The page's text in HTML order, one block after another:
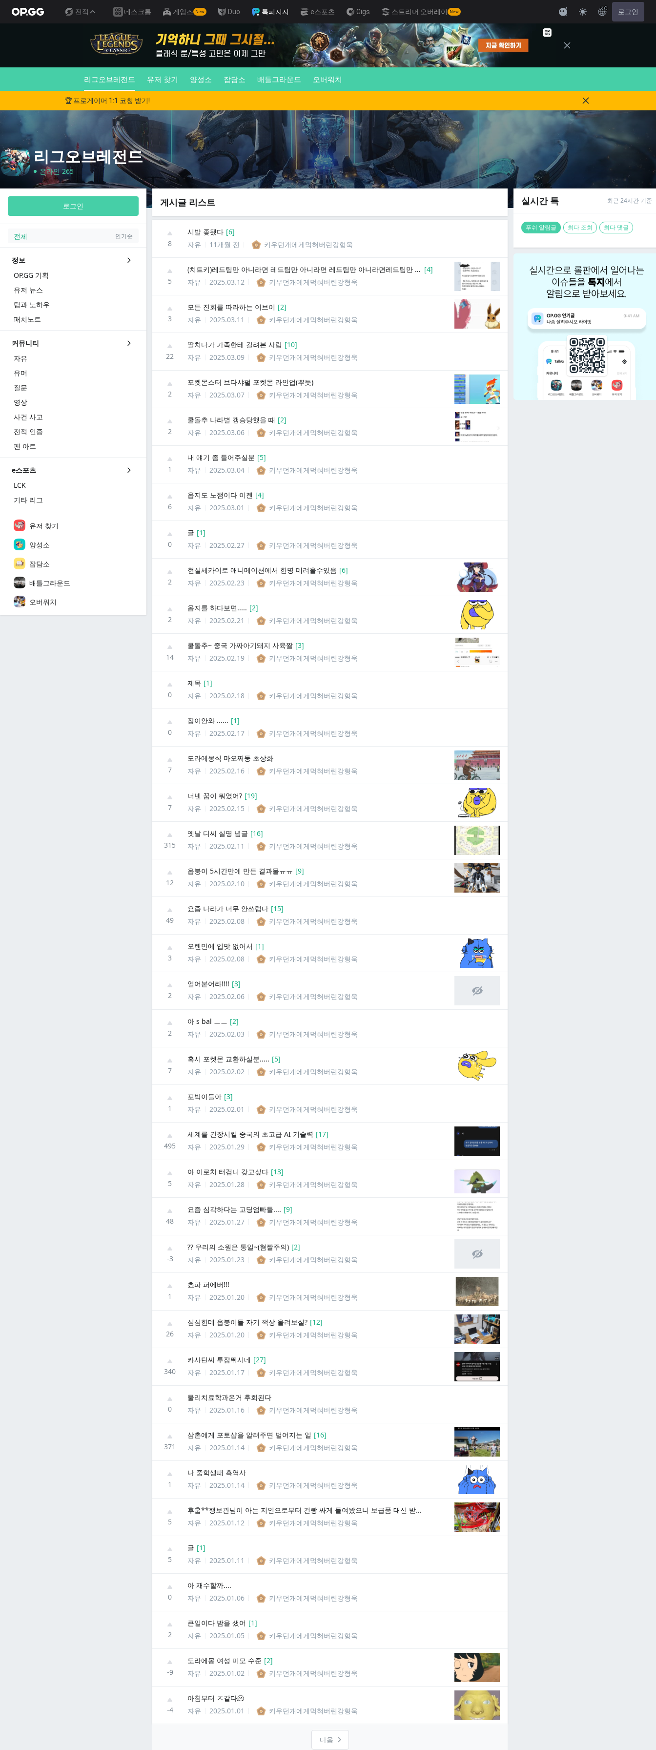
전적 데스크톱 게임즈 New Duo 톡피지지 e스포츠 Gigs 스트리머 오버레이 New
KO 로그인
리그오브레전드 유저 찾기 양성소 잡담소 배틀그라운드 오버워치
🏆 프로게이머 1:1 코칭 받기!
리그오브레전드
온라인 265
로그인
전체 인기순
정보
OP.GG 기획
유저 뉴스
팁과 노하우
패치노트
커뮤니티
자유
유머
질문
영상
사건 사고
전적 인증
팬 아트
e스포츠
LCK
기타 리그
유저 찾기
양성소
잡담소
배틀그라운드
오버워치
게시글 리스트
8
시발 좇됐다 [6]
자유
11개월 전 키우던개에게먹혀버린강형욱
5
(치트키)레드팀만 아니라면 레드팀만 아니라면 레드팀만 아니라면레드팀만 아니라면 레드팀만 아니라면 레드팀만 아니라면레드팀만 아니라면 레드팀만 아니라면 레드팀만 아니라면레드팀만 아니라면 레드팀만 아니라면 레드팀만 아니라면레드팀만 아니라면 레드팀만 아니라면 레드팀만 아니라면레드팀만 아니라면 레드팀만 아니라면 레드팀만 아니라면 [4]
자유
2025.03.12 키우던개에게먹혀버린강형욱
3
모든 진회를 따라하는 이브이 [2]
자유
2025.03.11 키우던개에게먹혀버린강형욱
22
딸치다가 가족한테 걸려본 사람 [10]
자유
2025.03.09 키우던개에게먹혀버린강형욱
2
포켓몬스터 브다샤펄 포켓몬 라인업(뿌듯)
자유
2025.03.07 키우던개에게먹혀버린강형욱
2
쿨돌추 나라별 갱승당했을 때 [2]
자유
2025.03.06 키우던개에게먹혀버린강형욱
1
내 얘기 좀 들어주실분 [5]
자유
2025.03.04 키우던개에게먹혀버린강형욱
6
옵지도 노잼이다 이젠 [4]
자유
2025.03.01 키우던개에게먹혀버린강형욱
0
글 [1]
자유
2025.02.27 키우던개에게먹혀버린강형욱
2
현실세카이로 애니메이션에서 한명 데려올수있음 [6]
자유
2025.02.23 키우던개에게먹혀버린강형욱
2
옵지를 하다보면..... [2]
자유
2025.02.21 키우던개에게먹혀버린강형욱
14
쿨돌추~ 중국 가짜아기돼지 사육짤 [3]
자유
2025.02.19 키우던개에게먹혀버린강형욱
0
제목 [1]
자유
2025.02.18 키우던개에게먹혀버린강형욱
0
잠이안와 ...... [1]
자유
2025.02.17 키우던개에게먹혀버린강형욱
7
도라에몽식 마오쩌둥 초상화
자유
2025.02.16 키우던개에게먹혀버린강형욱
7
너넨 꿈이 뭐였어? [19]
자유
2025.02.15 키우던개에게먹혀버린강형욱
315
옛날 디씨 실명 념글 [16]
자유
2025.02.11 키우던개에게먹혀버린강형욱
12
옵붕이 5시간만에 만든 결과물ㅠㅠ [9]
자유
2025.02.10 키우던개에게먹혀버린강형욱
49
요즘 나라가 너무 안쓰럽다 [15]
자유
2025.02.08 키우던개에게먹혀버린강형욱
3
오랜만에 입맛 없어서 [1]
자유
2025.02.08 키우던개에게먹혀버린강형욱
2
얼어붙어라!!!! [3]
자유
2025.02.06 키우던개에게먹혀버린강형욱
2
아 s bal ㅡㅡ [2]
자유
2025.02.03 키우던개에게먹혀버린강형욱
7
혹시 포켓몬 교환하실분..... [5]
자유
2025.02.02 키우던개에게먹혀버린강형욱
1
포박이들아 [3]
자유
2025.02.01 키우던개에게먹혀버린강형욱
495
세계를 긴장시킬 중국의 초고급 AI 기술력 [17]
자유
2025.01.29 키우던개에게먹혀버린강형욱
5
아 이로치 터검니 갖고싶다 [13]
자유
2025.01.28 키우던개에게먹혀버린강형욱
48
요즘 심각하다는 고딩엄빠들.... [9]
자유
2025.01.27 키우던개에게먹혀버린강형욱
-3
?? 우리의 소원은 통일~(혐짤주의) [2]
자유
2025.01.23 키우던개에게먹혀버린강형욱
1
쵸파 퍼에버!!!
자유
2025.01.20 키우던개에게먹혀버린강형욱
26
심심한데 옵붕이들 자기 책상 올려보실? [12]
자유
2025.01.20 키우던개에게먹혀버린강형욱
340
카사딘씨 투잡뛰시네 [27]
자유
2025.01.17 키우던개에게먹혀버린강형욱
0
물리치료학과온거 후회된다
자유
2025.01.16 키우던개에게먹혀버린강형욱
371
삼촌에게 포토샵을 알려주면 벌어지는 일 [16]
자유
2025.01.14 키우던개에게먹혀버린강형욱
1
나 중학생때 흑역사
자유
2025.01.14 키우던개에게먹혀버린강형욱
5
후훕**행보관님이 아는 지인으로부터 건빵 싸게 들여왔으니 보급품 대신 받아갈수있도록.....
자유
2025.01.12 키우던개에게먹혀버린강형욱
5
글 [1]
자유
2025.01.11 키우던개에게먹혀버린강형욱
0
아 재수할까....
자유
2025.01.06 키우던개에게먹혀버린강형욱
2
큰일이다 밤을 샜어 [1]
자유
2025.01.05 키우던개에게먹혀버린강형욱
-9
도라에몽 여성 미모 수준 [2]
자유
2025.01.02 키우던개에게먹혀버린강형욱
-4
아침부터 ㅈ같다🫠
자유
2025.01.01 키우던개에게먹혀버린강형욱
다음
실시간 톡 최근 24시간 기준
푸쉬 알림글 최다 조회 최다 댓글